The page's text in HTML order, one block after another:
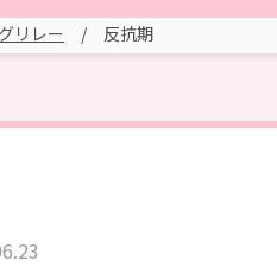
リレー 反抗期